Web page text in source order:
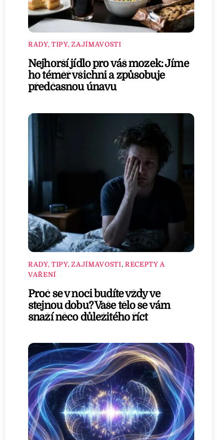
RADY, TIPY, ZAJÍMAVOSTI
Nejhorší jídlo pro váš mozek: Jíme
ho téměř všichni a způsobuje
předčasnou únavu
RADY, TIPY, ZAJÍMAVOSTI, RECEPTY A
VAŘENÍ
Proč se v noci budíte vždy ve
stejnou dobu? Vaše tělo se vám
snaží něco důležitého říct